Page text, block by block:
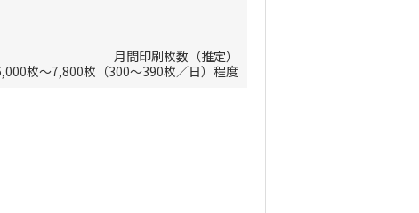
月間印刷枚数（推定）
枚～7,800枚（300～390枚／日）程度